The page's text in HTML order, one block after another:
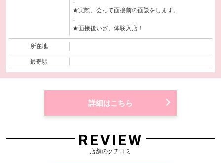
★実際、会って面接前の面談をします。
↓
★面接後いざ、体験入店！
所在地
最寄駅
詳細はこちら
REVIEW
店舗のクチコミ